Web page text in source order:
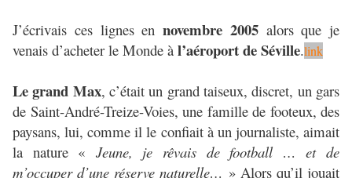
J’écrivais ces lignes en novembre 2005alors que je
venais d’acheter le Monde à l’aéroport de Séville.link
Le grand Max, c’était un grand taiseux, discret, un gars
de Saint-André-Treize-Voies, une famille de footeux, des
paysans, lui, comme il le confiait à un journaliste, aimait
la nature « Jeune, je rêvais de football … et de
m’occuper d’une réserve naturelle… » Alors qu’il jouait